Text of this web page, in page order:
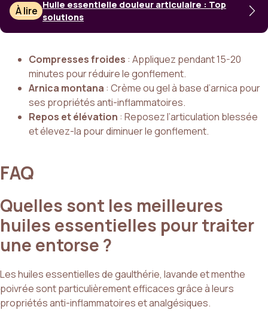
À lire Huile essentielle douleur articulaire : Top
solutions
Compresses froides : Appliquez pendant 15-20
minutes pour réduire le gonflement.
Arnica montana : Crème ou gel à base d’arnica pour
ses propriétés anti-inflammatoires.
Repos et élévation : Reposez l’articulation blessée
et élevez-la pour diminuer le gonflement.
FAQ
Quelles sont les meilleures
huiles essentielles pour traiter
une entorse ?
Les huiles essentielles de gaulthérie, lavande et menthe
poivrée sont particulièrement efficaces grâce à leurs
propriétés anti-inflammatoires et analgésiques.